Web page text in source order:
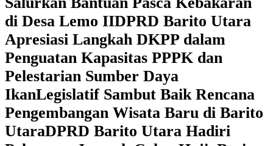
di Desa Lemo IIDPRD Barito Utara
Apresiasi Langkah DKPP dalam
Penguatan Kapasitas PPPK dan
Pelestarian Sumber Daya
IkanLegislatif Sambut Baik Rencana
Pengembangan Wisata Baru di Barito
UtaraDPRD Barito Utara Hadiri